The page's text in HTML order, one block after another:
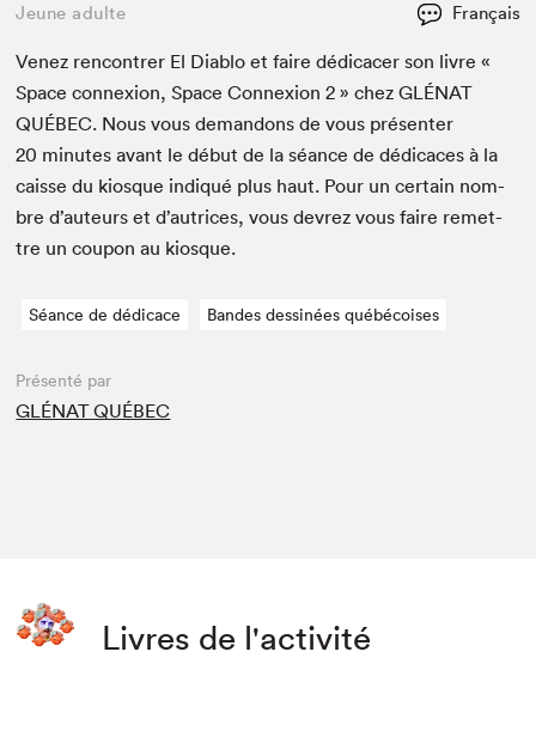
Jeune adulte Français
Venez ren­con­tr­er El Dia­blo et faire dédi­cac­er son livre «
Space con­nex­ion, Space Con­nex­ion2 » chezGLÉ­NAT
QUÉBEC. Nous vous deman­dons de vous présen­ter
20 min­utes avant le début de la séance de dédi­caces à la
caisse du kiosque indiqué plus haut. Pour un cer­tain nom­
bre d’auteurs et d’autrices, vous devrez vous faire remet­
tre un coupon au kiosque.
Séance de dédicace Bandes dessinées québécoises
Présenté par
GLÉNAT QUÉBEC
Livres de l'activité